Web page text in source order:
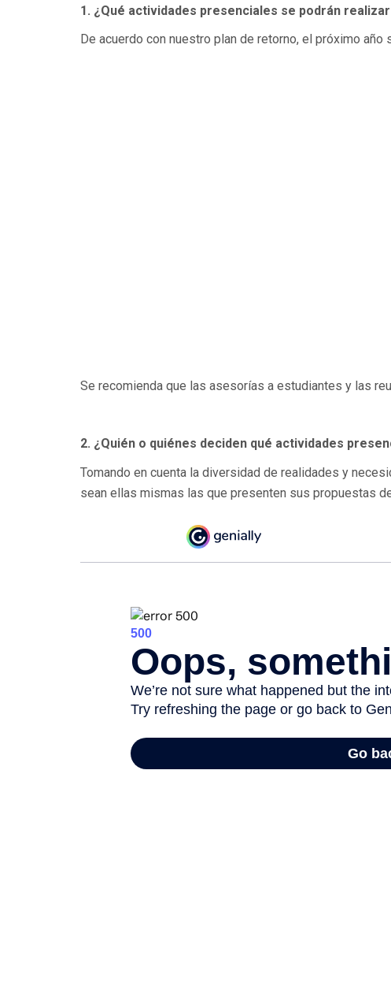
1. ¿Qué actividades presenciales se podrán
De acuerdo con nuestro plan de retorno, el próximo
Se recomienda que las asesorías a estudiantes y las
2. ¿Quién o quiénes deciden qué actividades
Tomando en cuenta la diversidad de realidades y
sean ellas mismas las que presenten sus propuestas